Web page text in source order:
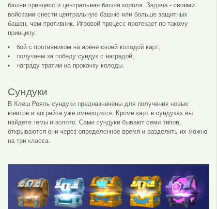
башни принцесс и центральная башня короля. Задача - своими
войсками снести центральную башню или больше защитных
башен, чем противник. Игровой процесс протекает по такому
принципу:
бой с противником на арене своей колодой карт;
получаем за победу сундук с наградой;
награду тратим на прокачку колоды.
Сундуки
В Клеш Рояль сундуки предназначены для получения новых
юнитов и апгрейта уже имеющихся. Кроме карт в сундуках вы
найдете гемы и золото. Сами сундуки бывают семи типов,
открываются они через определенное время и разделить их можно
на три класса.